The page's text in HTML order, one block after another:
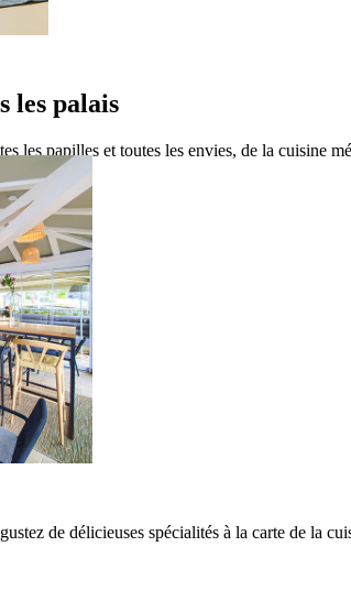
les palais
les papilles et toutes les envies, de la cuisine
de délicieuses spécialités à la carte de la